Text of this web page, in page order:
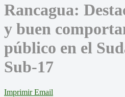
Rancagua:
y buen
público en el
Sub-17
Imprimir Email